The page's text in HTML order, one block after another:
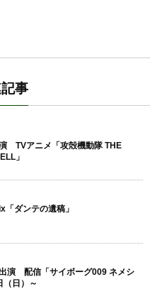
事
TVアニメ「攻殻機動隊 THE
」
ダンテの遺稿」
演 配信「サイボーグ009 ネメシ
（日）～